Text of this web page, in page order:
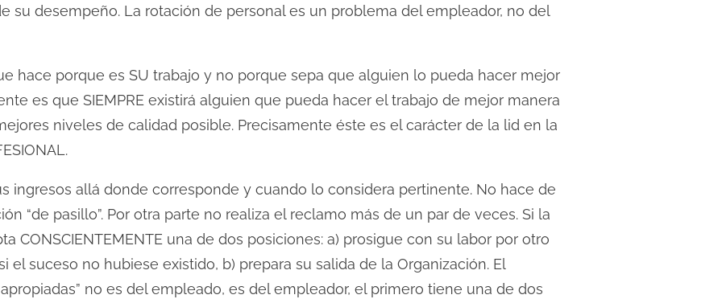
su desempeño. La rotación de personal es un problema del empleador, no del
hace porque es SU trabajo y no porque sepa que alguien lo pueda hacer mejor
es que SIEMPRE existirá alguien que pueda hacer el trabajo de mejor manera
niveles de calidad posible. Precisamente éste es el carácter de la lid en la
ingresos allá donde corresponde y cuando lo considera pertinente. No hace de
“de pasillo”. Por otra parte no realiza el reclamo más de un par de veces. Si la
CONSCIENTEMENTE una de dos posiciones: a) prosigue con su labor por otro
suceso no hubiese existido, b) prepara su salida de la Organización. El
no es del empleado, es del empleador, el primero tiene una de dos